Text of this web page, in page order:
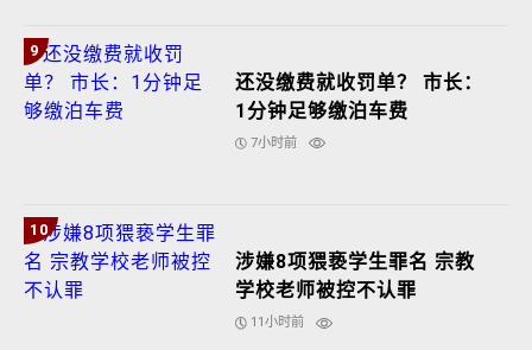
9
还没缴费就收罚单？ 市长：
1分钟足够缴泊车费
7小时前
10
涉嫌8项猥亵学生罪名 宗教
学校老师被控不认罪
11小时前